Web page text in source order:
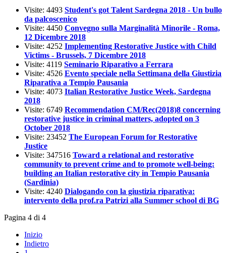
Visite: 4493 Student's got Talent Sardegna 2018 - Un bullo
da palcoscenico
Visite: 4450 Convegno sulla Marginalità Minorile - Roma,
12 Dicembre 2018
Visite: 4252 Implementing Restorative Justice with Child
Victims - Brussels, 7 Dicembre 2018
Visite: 4119 Seminario Riparativo a Ferrara
Visite: 4526 Evento speciale nella Settimana della Giustizia
Riparativa a Tempio Pausania
Visite: 4073 Italian Restorative Justice Week, Sardegna
2018
Visite: 6749 Recommendation CM/Rec(2018)8 concerning
restorative justice in criminal matters, adopted on 3
October 2018
Visite: 23452 The European Forum for Restorative
Justice
Visite: 347516 Toward a relational and restorative
community to prevent crime and to promote well-being:
building an Italian restorative city in Tempio Pausania
(Sardinia)
Visite: 4240 Dialogando con la giustizia riparativa:
intervento della prof.ra Patrizi alla Summer school di BG
Pagina 4 di 4
Inizio
Indietro